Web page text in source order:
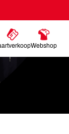
Webshop